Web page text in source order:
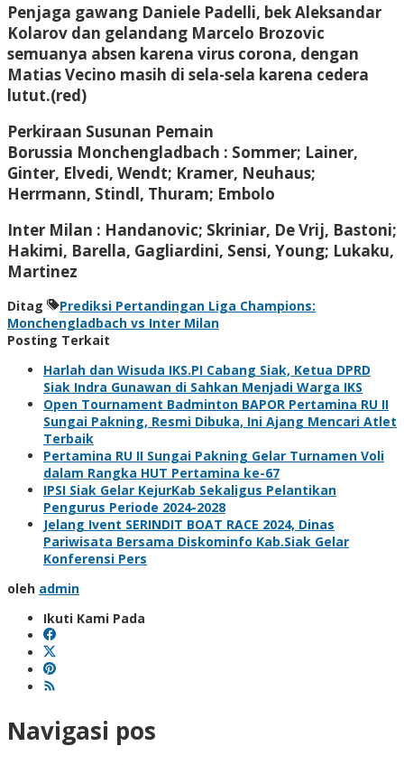
Penjaga gawang Daniele Padelli, bek Aleksandar
Kolarov dan gelandang Marcelo Brozovic
semuanya absen karena virus corona, dengan
Matias Vecino masih di sela-sela karena cedera
lutut.(red)
Perkiraan Susunan Pemain
Borussia Monchengladbach : Sommer; Lainer,
Ginter, Elvedi, Wendt; Kramer, Neuhaus;
Herrmann, Stindl, Thuram; Embolo
Inter Milan : Handanovic; Skriniar, De Vrij, Bastoni;
Hakimi, Barella, Gagliardini, Sensi, Young; Lukaku,
Martinez
Ditag
Prediksi Pertandingan Liga Champions:
Monchengladbach vs Inter Milan
Posting Terkait
Harlah dan Wisuda IKS.PI Cabang Siak, Ketua DPRD
Siak Indra Gunawan di Sahkan Menjadi Warga IKS
Open Tournament Badminton BAPOR Pertamina RU II
Sungai Pakning, Resmi Dibuka, Ini Ajang Mencari Atlet
Terbaik
Pertamina RU II Sungai Pakning Gelar Turnamen Voli
dalam Rangka HUT Pertamina ke-67
IPSI Siak Gelar KejurKab Sekaligus Pelantikan
Pengurus Periode 2024-2028
Jelang Ivent SERINDIT BOAT RACE 2024, Dinas
Pariwisata Bersama Diskominfo Kab.Siak Gelar
Konferensi Pers
oleh admin
Ikuti Kami Pada
Navigasi pos